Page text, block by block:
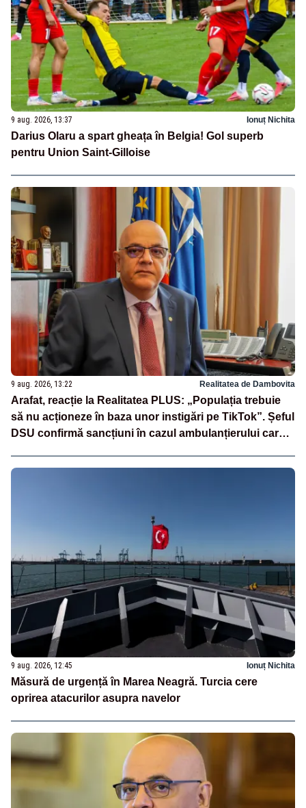
9 aug. 2026, 13:37 Ionuț Nichita
Darius Olaru a spart gheața în Belgia! Gol superb
pentru Union Saint-Gilloise
9 aug. 2026, 13:22 Realitatea de Dambovita
Arafat, reacție la Realitatea PLUS: „Populația trebuie
să nu acționeze în baza unor instigări pe TikTok”. Șeful
DSU confirmă sancțiuni în cazul ambulanțierului care a
9 aug. 2026, 12:45 Ionuț Nichita
Măsură de urgență în Marea Neagră. Turcia cere
oprirea atacurilor asupra navelor